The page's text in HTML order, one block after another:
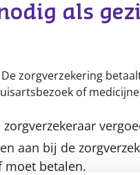
als
zorgverzekering
of
aan bij de
moet betalen.